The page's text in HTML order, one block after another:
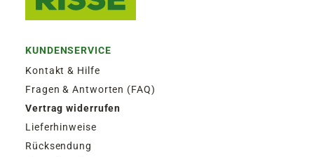
KUNDENSERVICE
Kontakt & Hilfe
Fragen & Antworten (FAQ)
Vertrag widerrufen
Lieferhinweise
Rücksendung